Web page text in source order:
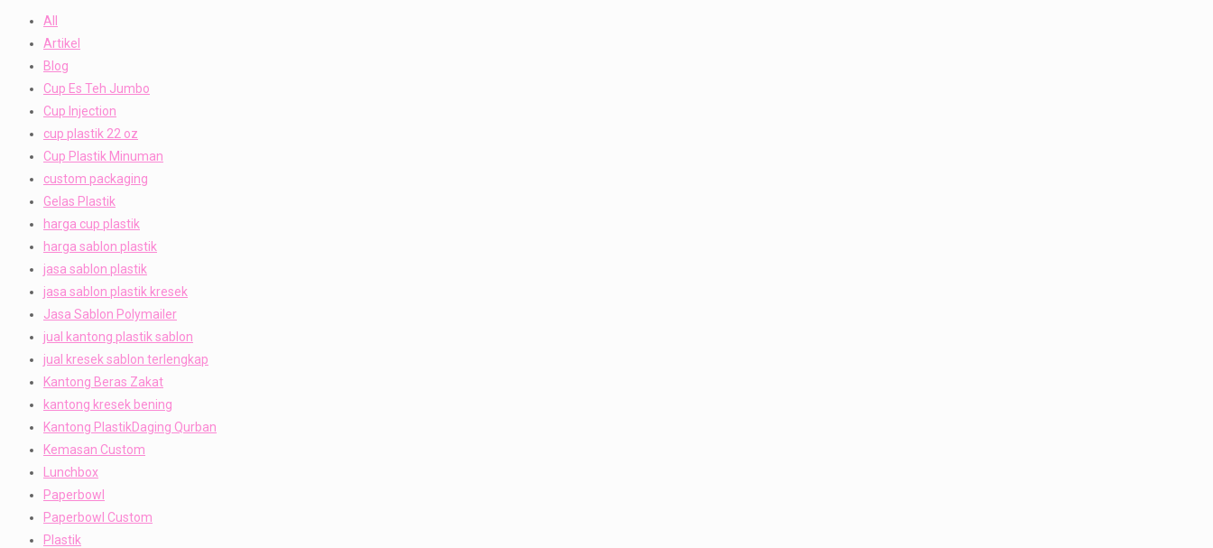
All
Artikel
Blog
Cup Es Teh Jumbo
Cup Injection
cup plastik 22 oz
Cup Plastik Minuman
custom packaging
Gelas Plastik
harga cup plastik
harga sablon plastik
jasa sablon plastik
jasa sablon plastik kresek
Jasa Sablon Polymailer
jual kantong plastik sablon
jual kresek sablon terlengkap
Kantong Beras Zakat
kantong kresek bening
Kantong PlastikDaging Qurban
Kemasan Custom
Lunchbox
Paperbowl
Paperbowl Custom
Plastik